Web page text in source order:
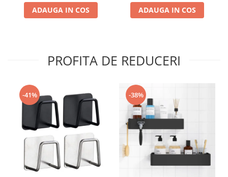
3,4,5,6,7,8,9 ani
ADAUGA IN COS ADAUGA IN COS
PROFITA DE REDUCERI
-41% -38%